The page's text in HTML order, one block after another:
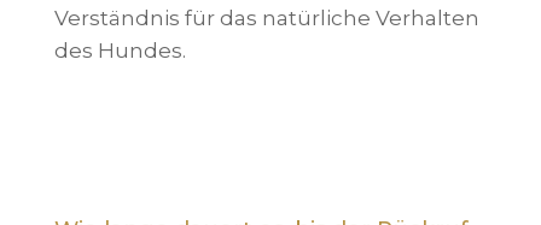
Verständnis für das natürliche Verhalten
des Hundes.